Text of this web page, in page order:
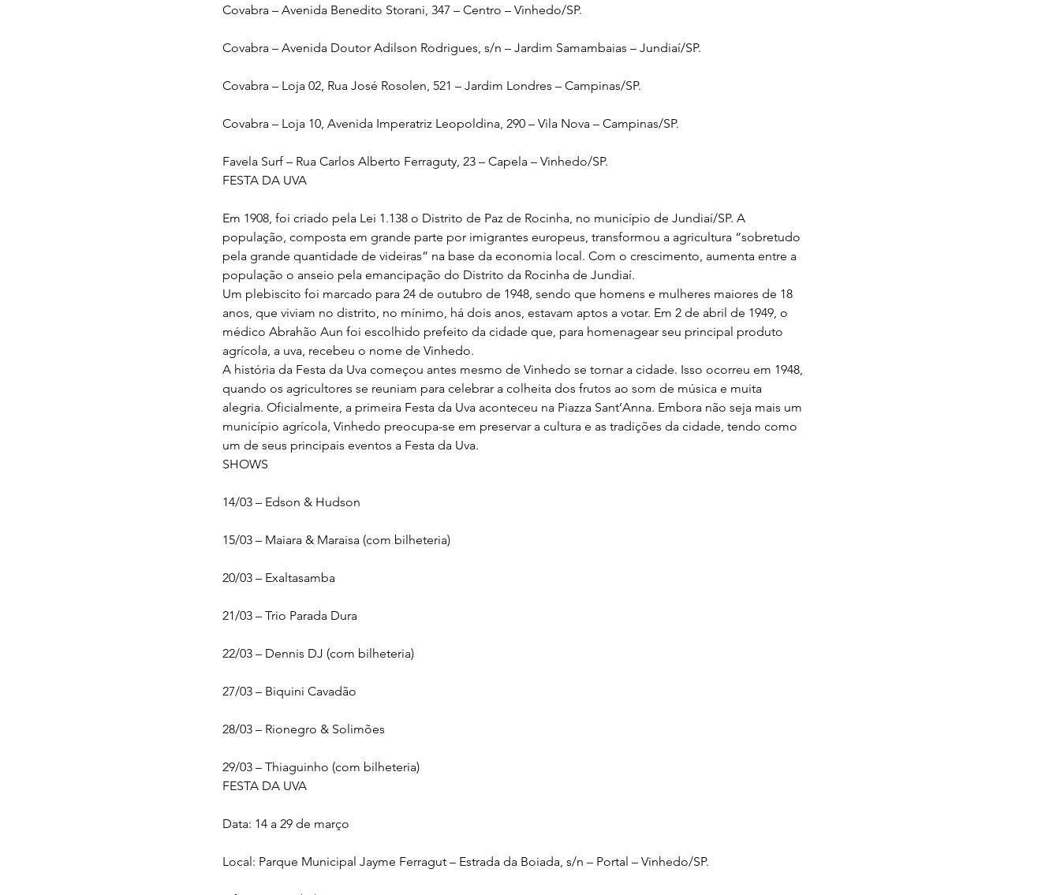
Covabra – Avenida Benedito Storani, 347 – Centro – Vinhedo/SP.
Covabra – Avenida Doutor Adilson Rodrigues, s/n – Jardim Samambaias – Jundiaí/SP.
Covabra – Loja 02, Rua José Rosolen, 521 – Jardim Londres – Campinas/SP.
Covabra – Loja 10, Avenida Imperatriz Leopoldina, 290 – Vila Nova – Campinas/SP.
Favela Surf – Rua Carlos Alberto Ferraguty, 23 – Capela – Vinhedo/SP.
FESTA DA UVA
Em 1908, foi criado pela Lei 1.138 o Distrito de Paz de Rocinha, no município de Jundiaí/SP. A
população, composta em grande parte por imigrantes europeus, transformou a agricultura “sobretudo
pela grande quantidade de videiras” na base da economia local. Com o crescimento, aumenta entre a
população o anseio pela emancipação do Distrito da Rocinha de Jundiaí.
Um plebiscito foi marcado para 24 de outubro de 1948, sendo que homens e mulheres maiores de 18
anos, que viviam no distrito, no mínimo, há dois anos, estavam aptos a votar. Em 2 de abril de 1949, o
médico Abrahão Aun foi escolhido prefeito da cidade que, para homenagear seu principal produto
agrícola, a uva, recebeu o nome de Vinhedo.
A história da Festa da Uva começou antes mesmo de Vinhedo se tornar a cidade. Isso ocorreu em 1948,
quando os agricultores se reuniam para celebrar a colheita dos frutos ao som de música e muita
alegria. Oficialmente, a primeira Festa da Uva aconteceu na Piazza Sant’Anna. Embora não seja mais um
município agrícola, Vinhedo preocupa-se em preservar a cultura e as tradições da cidade, tendo como
um de seus principais eventos a Festa da Uva.
SHOWS
14/03 – Edson & Hudson
15/03 – Maiara & Maraisa (com bilheteria)
20/03 – Exaltasamba
21/03 – Trio Parada Dura
22/03 – Dennis DJ (com bilheteria)
27/03 – Biquini Cavadão
28/03 – Rionegro & Solimões
29/03 – Thiaguinho (com bilheteria)
FESTA DA UVA
Data: 14 a 29 de março
Local: Parque Municipal Jayme Ferragut – Estrada da Boiada, s/n – Portal – Vinhedo/SP.